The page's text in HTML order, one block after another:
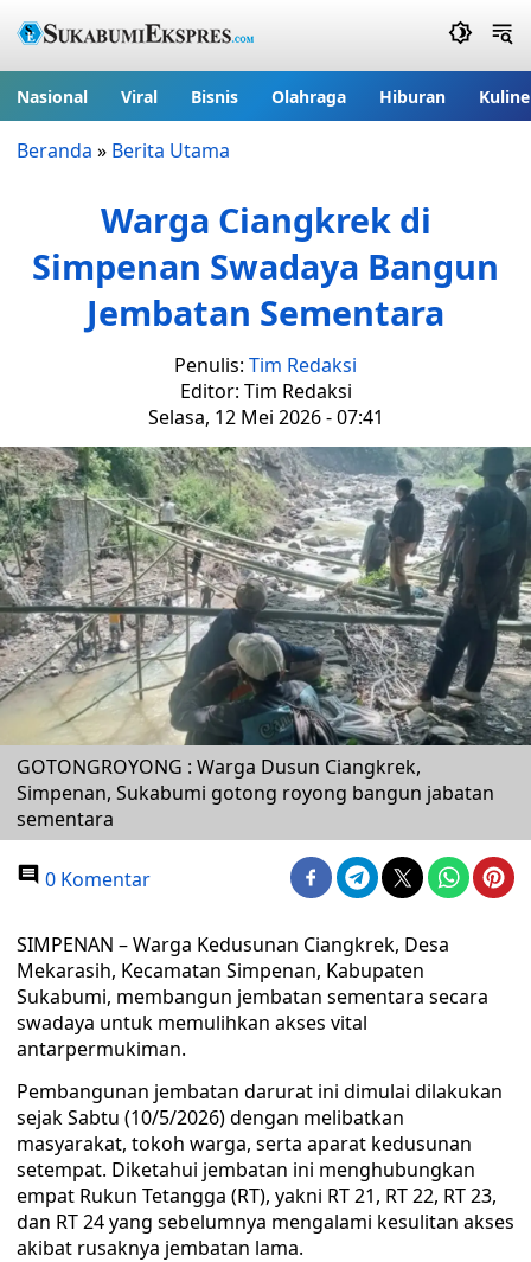
Nasional Viral Bisnis Olahraga Hiburan
Beranda » Berita Utama
Warga Ciangkrek di
Simpenan Swadaya Bangun
Jembatan Sementara
Penulis: Tim Redaksi
Editor: Tim Redaksi
Selasa, 12 Mei 2026 - 07:41
GOTONGROYONG : Warga Dusun Ciangkrek,
Simpenan, Sukabumi gotong royong bangun jabatan
sementara
0 Komentar
SIMPENAN – Warga Kedusunan Ciangkrek, Desa
Mekarasih, Kecamatan Simpenan, Kabupaten
Sukabumi, membangun jembatan sementara secara
swadaya untuk memulihkan akses vital
antarpermukiman.
Pembangunan jembatan darurat ini dimulai dilakukan
sejak Sabtu (10/5/2026) dengan melibatkan
masyarakat, tokoh warga, serta aparat kedusunan
setempat. Diketahui jembatan ini menghubungkan
empat Rukun Tetangga (RT), yakni RT 21, RT 22, RT 23,
dan RT 24 yang sebelumnya mengalami kesulitan akses
akibat rusaknya jembatan lama.